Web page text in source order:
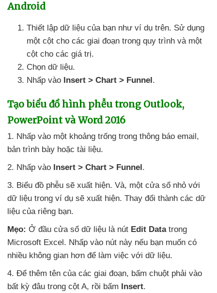
Android
Thiết lập dữ liệu của bạn như ví dụ trên. Sử dụng
một cột cho các giai đoạn trong quy trình và một
cột cho các giá trị.
Chọn dữ liệu.
Nhấp vào Insert > Chart > Funnel .
Tạo biểu đồ hình phễu trong Outlook,
PowerPoint và Word 2016
1. Nhấp vào một khoảng trống trong thông báo email ,
bản trình bày hoặc tài liệu.
2. Nhấp vào Insert > Chart > Funnel .
3. Biểu đồ phễu sẽ xuất hiện. Và, một cửa sổ nhỏ với
dữ liệu trong ví dụ sẽ xuất hiện. Thay đổi thành các dữ
liệu của riêng bạn.
Mẹo: Ở đầu cửa sổ dữ liệu là nút Edit Datatrong
Microsoft Excel . Nhấp vào nút này nếu bạn muốn có
nhiều không gian hơn để làm việc với dữ liệu.
4. Để thêm tên của các giai đoạn, bấm chuột phải vào
bất kỳ đâu trong cột A, rồi bấm Insert.